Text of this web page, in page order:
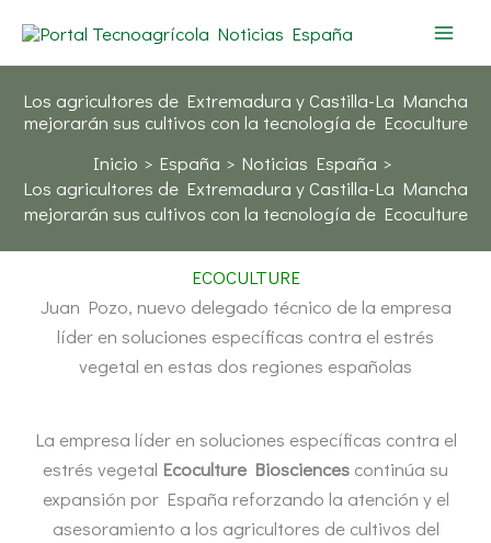
contenido
Los agricultores de Extremadura y Castilla-La Mancha
mejorarán sus cultivos con la tecnología de Ecoculture
Inicio
España
Noticias España
Los agricultores de Extremadura y Castilla-La Mancha
mejorarán sus cultivos con la tecnología de Ecoculture
ECOCULTURE
Juan Pozo, nuevo delegado técnico de la empresa
líder en soluciones específicas contra el estrés
vegetal en estas dos regiones españolas
La empresa líder en soluciones específicas contra el
estrés vegetal Ecoculture Biosciences continúa su
expansión por España reforzando la atención y el
asesoramiento a los agricultores de cultivos del